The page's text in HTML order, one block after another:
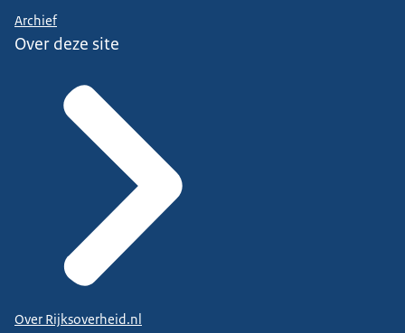
Archief
Over deze site
Over Rijksoverheid.nl